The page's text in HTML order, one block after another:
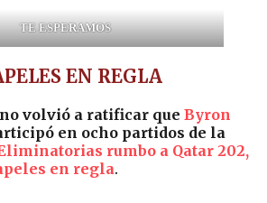
TE ESPERAMOS
EN REGLA
volvió a ratificar que Byron
en ocho partidos de la
rumbo a Qatar 202,
en regla.